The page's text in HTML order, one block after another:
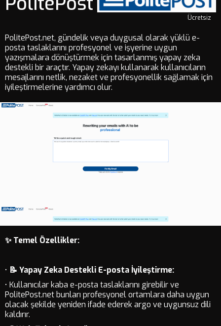
Ücretsiz
PolitePost.net, gündelik veya duygusal olarak yüklü e-
posta taslaklarını profesyonel ve işyerine uygun
yazışmalara dönüştürmek için tasarlanmış yapay zeka
destekli bir araçtır. Yapay zekayı kullanarak kullanıcıların
mesajlarını netlik, nezaket ve profesyonellik sağlamak için
iyileştirmelerine yardımcı olur.
✨ Temel Özellikler:
• 📝 Yapay Zeka Destekli E-posta İyileştirme:
• Kullanıcılar kaba e-posta taslaklarını girebilir ve
PolitePost.net bunları profesyonel ortamlara daha uygun
olacak şekilde yeniden ifade ederek argo ve uygunsuz dili
kaldırır.